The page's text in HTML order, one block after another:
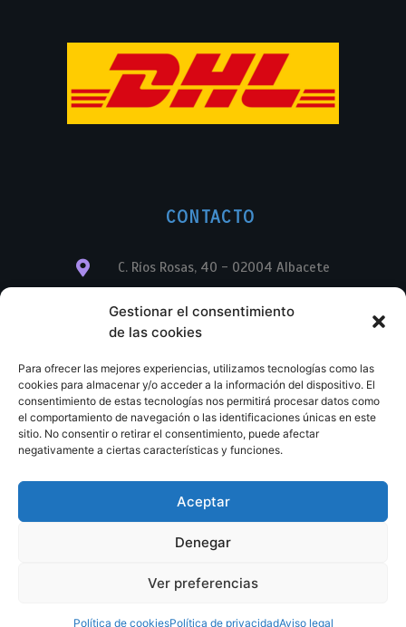
Gestionar el consentimiento
de las cookies
Para ofrecer las mejores experiencias, utilizamos tecnologías como las
cookies para almacenar y/o acceder a la información del dispositivo. El
consentimiento de estas tecnologías nos permitirá procesar datos como
el comportamiento de navegación o las identificaciones únicas en este
sitio. No consentir o retirar el consentimiento, puede afectar
negativamente a ciertas características y funciones.
Aceptar
Denegar
Ver preferencias
Política de cookiesPolítica de privacidadAviso legal
CONTACTO
C. Ríos Rosas, 40 - 02004 Albacete
info@librerialegend.com
+34 600 875 604
+34 967 74 17 07
© Copyright – Libreria Legend – Web diseñada por